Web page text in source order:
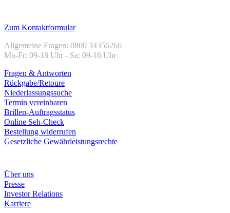
Zum Kontaktformular
Allgemeine Fragen: 0800 34356266
Mo-Fr: 09-18 Uhr - Sa: 09-16 Uhr
Fragen & Antworten
Rückgabe/Retoure
Niederlassungssuche
Termin vereinbaren
Brillen-Auftragsstatus
Online Seh-Check
Bestellung widerrufen
Gesetzliche Gewährleistungsrechte
Über uns
Presse
Investor Relations
Karriere